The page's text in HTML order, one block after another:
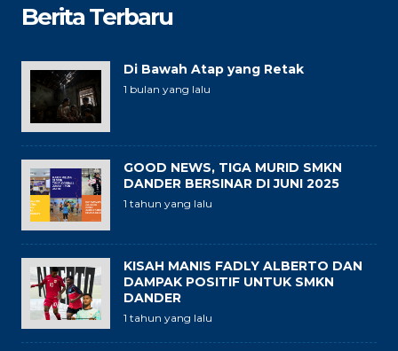
Berita Terbaru
Di Bawah Atap yang Retak
1 bulan yang lalu
GOOD NEWS, TIGA MURID SMKN
DANDER BERSINAR DI JUNI 2025
1 tahun yang lalu
KISAH MANIS FADLY ALBERTO DAN
DAMPAK POSITIF UNTUK SMKN
DANDER
1 tahun yang lalu